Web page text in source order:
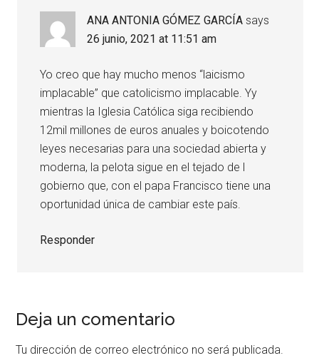
ANA ANTONIA GÓMEZ GARCÍA says
26 junio, 2021 at 11:51 am
Yo creo que hay mucho menos “laicismo
implacable” que catolicismo implacable. Yy
mientras la Iglesia Católica siga recibiendo
12mil millones de euros anuales y boicotendo
leyes necesarias para una sociedad abierta y
moderna, la pelota sigue en el tejado de l
gobierno que, con el papa Francisco tiene una
oportunidad única de cambiar este país.
Responder
Deja un comentario
Tu dirección de correo electrónico no será publicada.